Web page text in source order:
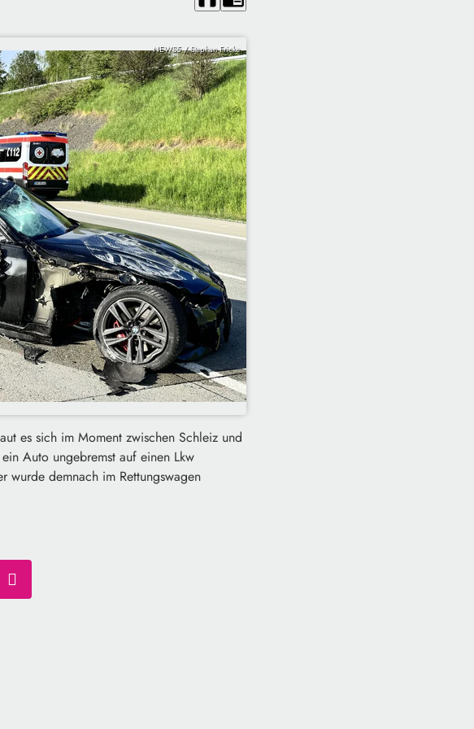
NEWS5 / Stephan Fricke
es sich im Moment zwischen Schleiz und
Auto ungebremst auf einen Lkw
demnach im Rettungswagen